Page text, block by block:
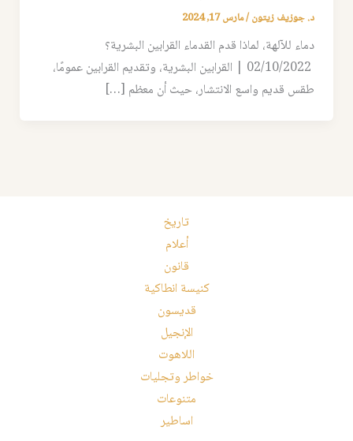
د. جوزيف زيتون/مارس 17, 2024
دماء للآلهة، لماذا قدم القدماء القرابين البشرية؟
02/10/2022 | القرابين البشرية، وتقديم القرابين عمومًا،
طقس قديم واسع الانتشار، حيث أن معظم […]
تاريخ
أعلام
قانون
كنيسة انطاكية
قديسون
الإنجيل
اللاهوت
خواطر وتجليات
متنوعات
اساطير